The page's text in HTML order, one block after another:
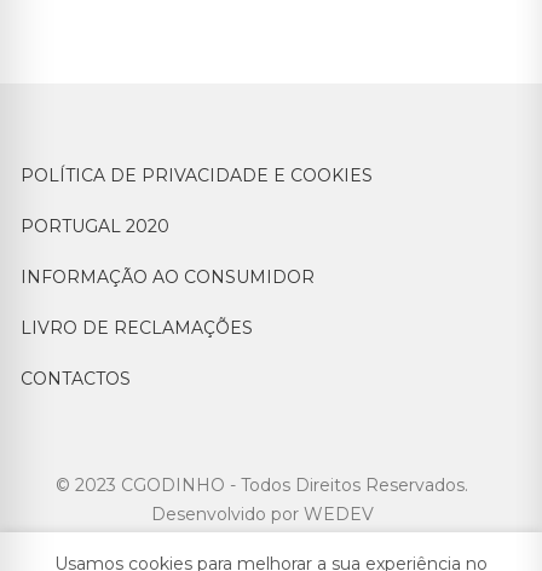
POLÍTICA DE PRIVACIDADE E COOKIES
PORTUGAL 2020
INFORMAÇÃO AO CONSUMIDOR
LIVRO DE RECLAMAÇÕES
CONTACTOS
© 2023 CGODINHO - Todos Direitos Reservados.
Desenvolvido por WEDEV
Usamos cookies para melhorar a sua experiência no